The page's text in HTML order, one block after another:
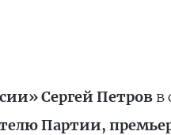
Сергей Петровв
Партии,